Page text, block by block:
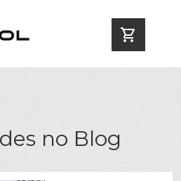
shopping_cart
no Blog